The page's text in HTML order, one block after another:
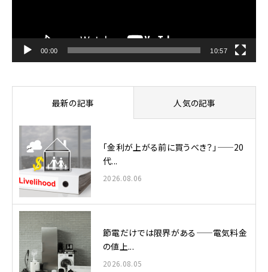
00:00 10:57
最新の記事 人気の記事
「金利が上がる前に買うべき？」——20
代...
2026.08.06
節電だけでは限界がある——電気料金
の値上...
2026.08.05